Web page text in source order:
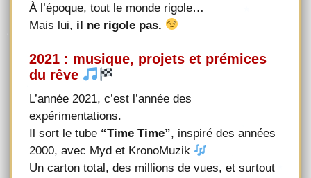
À l’époque, tout le monde rigole…
Mais lui, il ne rigole pas.
2021 : musique, projets et prémices
du rêve
L’année 2021, c’est l’année des
expérimentations.
Il sort le tube “Time Time”, inspiré des années
2000, avec Myd et KronoMuzik
Un carton total, des millions de vues, et surtout